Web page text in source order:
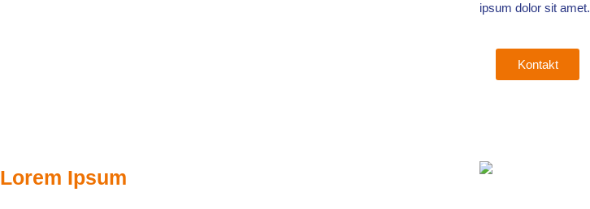
ipsum dolor sit amet.
Kontakt
Lorem Ipsum